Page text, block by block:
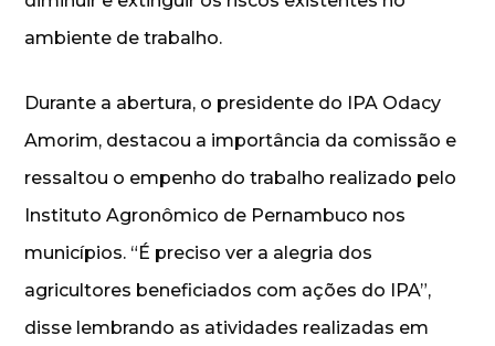
ambiente de trabalho.
Durante a abertura, o presidente do IPA Odacy
Amorim, destacou a importância da comissão e
ressaltou o empenho do trabalho realizado pelo
Instituto Agronômico de Pernambuco nos
municípios. “É preciso ver a alegria dos
agricultores beneficiados com ações do IPA”,
disse lembrando as atividades realizadas em